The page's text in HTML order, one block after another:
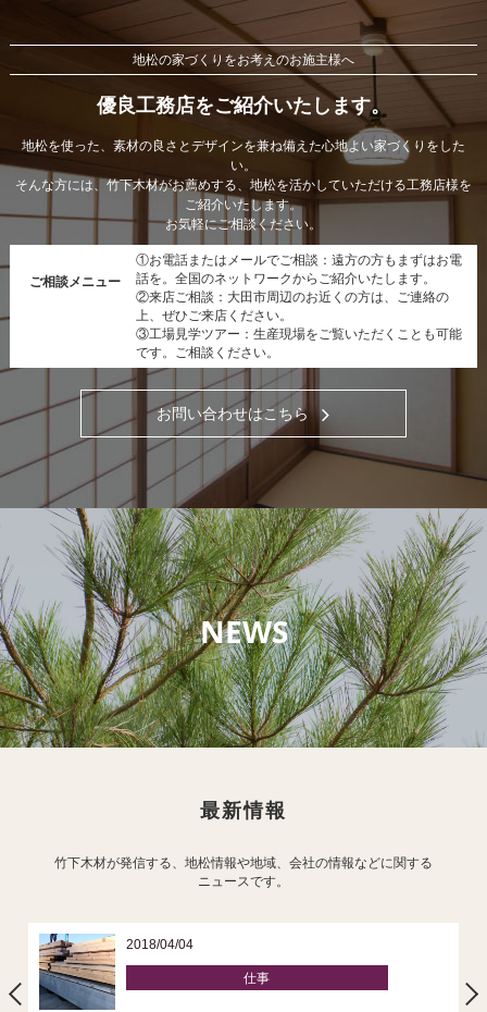
地松の家づくりをお考えのお施主様へ
優良工務店をご紹介いたします。
地松を使った、素材の良さとデザインを兼ね備えた心地よい家づくりをした
い。
そんな方には、竹下木材がお薦めする、地松を活かしていただける工務店様を
ご紹介いたします。
お気軽にご相談ください。
ご相談メニュー
①お電話またはメールでご相談：遠方の方もまずはお電
話を。全国のネットワークからご紹介いたします。
②来店ご相談：大田市周辺のお近くの方は、ご連絡の
上、ぜひご来店ください。
③工場見学ツアー：生産現場をご覧いただくことも可能
です。ご相談ください。
お問い合わせはこちら
NEWS
最新情報
竹下木材が発信する、地松情報や地域、会社の情報などに関する
ニュースです。
2018/04/04
仕事